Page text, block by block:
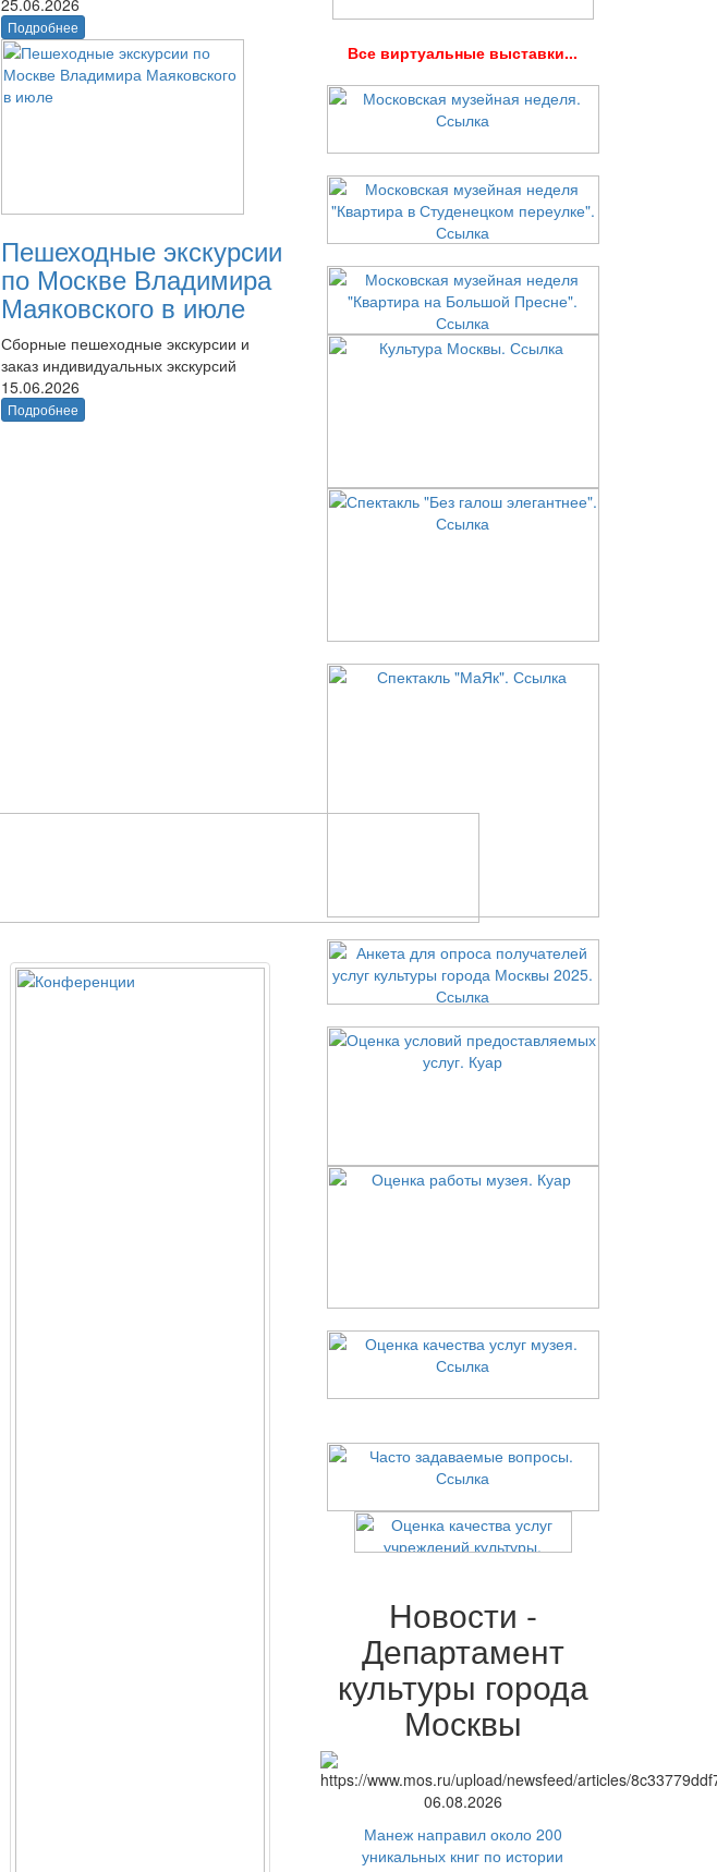
25.06.2026
Подробнее
Пешеходные экскурсии
по Москве Владимира
Маяковского в июле
Сборные пешеходные экскурсии и
заказ индивидуальных экскурсий
15.06.2026
Подробнее
Все виртуальные выставки...
Новости -
Департамент
культуры города
Москвы
06.08.2026
Манеж направил около 200
уникальных книг по истории